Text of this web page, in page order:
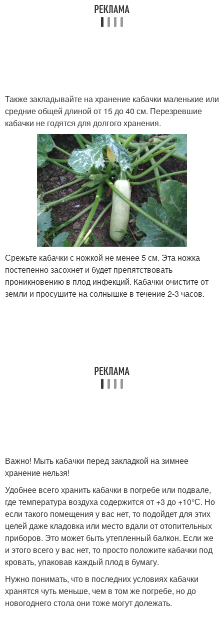
Также закладывайте на хранение кабачки маленькие или
средние общей длиной от 15 до 40 см. Перезревшие
кабачки не годятся для долгого хранения.
Срежьте кабачки с ножкой не менее 5 см. Эта ножка
постепенно засохнет и будет препятствовать
проникновению в плод инфекций. Кабачки очистите от
земли и просушите на солнышке в течение 2-3 часов.
Важно! Мыть кабачки перед закладкой на зимнее
хранение нельзя!
Удобнее всего хранить кабачки в погребе или подвале,
где температура воздуха содержится от +3 до +10°С. Но
если такого помещения у вас нет, то подойдет для этих
целей даже кладовка или место вдали от отопительных
приборов. Это может быть утепленный балкон. Если же
и этого всего у вас нет, то просто положите кабачки под
кровать, упаковав каждый плод в бумагу.
Нужно понимать, что в последних условиях кабачки
хранятся чуть меньше, чем в том же погребе, но до
новогоднего стола они тоже могут долежать.